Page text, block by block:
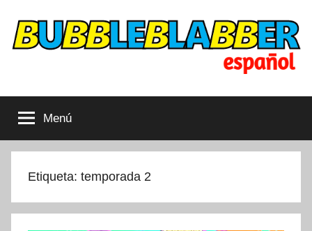
contenido
Bubbleblabber
LATAM
cubiertosMenú
Etiqueta: temporada 2